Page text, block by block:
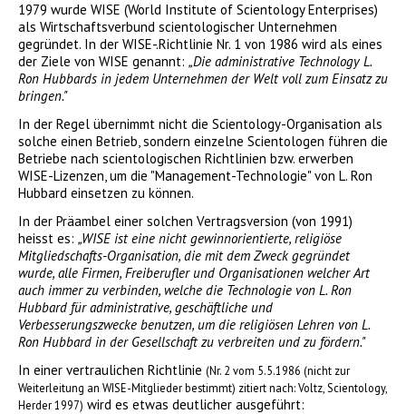
1979 wurde WISE (World Institute of Scientology Enterprises)
als Wirtschaftsverbund scientologischer Unternehmen
gegründet. In der WISE-.Richtlinie Nr. 1 von 1986 wird als eines
der Ziele von WISE genannt: „Die administrative Technology L.
Ron Hubbards in jedem Unternehmen der Welt voll zum Einsatz zu
bringen."
In der Regel übernimmt nicht die Scientology-Organisation als
solche einen Betrieb, sondern einzelne Scientologen führen die
Betriebe nach scientologischen Richtlinien bzw. erwerben
WISE-Lizenzen, um die "Management-Technologie" von L. Ron
Hubbard einsetzen zu können.
In der Präambel einer solchen Vertragsversion (von 1991)
heisst es: „WISE ist eine nicht gewinnorientierte, religiöse
Mitgliedschafts-Organisation, die mit dem Zweck gegründet
wurde, alle Firmen, Freiberufler und Organisationen welcher Art
auch immer zu verbinden, welche die Technologie von L. Ron
Hubbard für administrative, geschäftliche und
Verbesserungszwecke benutzen, um die religiösen Lehren von L.
Ron Hubbard in der Gesellschaft zu verbreiten und zu fördern."
In einer vertraulichen Richtlinie (Nr. 2 vom 5.5.1986 (nicht zur
Weiterleitung an WISE-Mitglieder bestimmt) zitiert nach: Voltz, Scientology,
Herder 1997) wird es etwas deutlicher ausgeführt: